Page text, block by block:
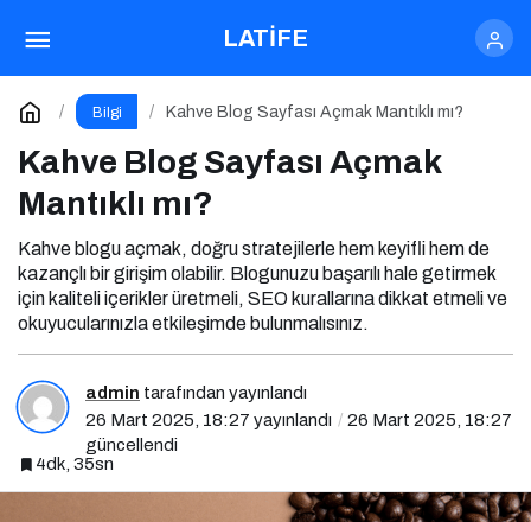
LATİFE
Bilgi Kahve Blog Sayfası Açmak Mantıklı mı?
Kahve Blog Sayfası Açmak
Mantıklı mı?
Kahve blogu açmak, doğru stratejilerle hem keyifli hem de
kazançlı bir girişim olabilir. Blogunuzu başarılı hale getirmek
için kaliteli içerikler üretmeli, SEO kurallarına dikkat etmeli ve
okuyucularınızla etkileşimde bulunmalısınız.
admin tarafından yayınlandı
26 Mart 2025, 18:27 yayınlandı
26 Mart 2025, 18:27
güncellendi
4dk, 35sn
Yorum Yap Paylaş